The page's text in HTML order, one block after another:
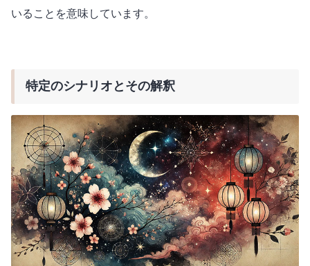
いることを意味しています。
特定のシナリオとその解釈